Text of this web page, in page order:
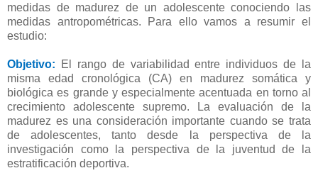
medidas de madurez de un adolescente conociendo las
medidas antropométricas. Para ello vamos a resumir el
estudio:
Objetivo: El rango de variabilidad entre individuos de la
misma edad cronológica (CA) en madurez somática y
biológica es grande y especialmente acentuada en torno al
crecimiento adolescente supremo. La evaluación de la
madurez es una consideración importante cuando se trata
de adolescentes, tanto desde la perspectiva de la
investigación como la perspectiva de la juventud de la
estratificación deportiva.